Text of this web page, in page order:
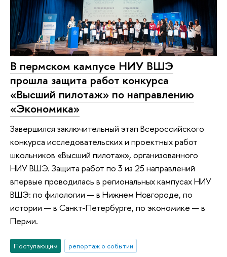
В пермском кампусе НИУ ВШЭ
прошла защита работ конкурса
«Высший пилотаж» по направлению
«Экономика»
Завершился заключительный этап Всероссийского
конкурса исследовательских и проектных работ
школьников «Высший пилотаж», организованного
НИУ ВШЭ. Защита работ по 3 из 25 направлений
впервые проводилась в региональных кампусах НИУ
ВШЭ: по филологии — в Нижнем Новгороде, по
истории — в Санкт-Петербурге, по экономике — в
Перми.
Поступающим
репортаж о событии